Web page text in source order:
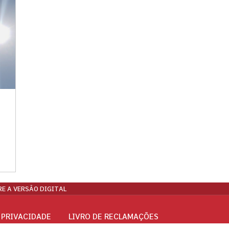
A VERSÃO DIGITAL
LIVRO DE RECLAMAÇÕES